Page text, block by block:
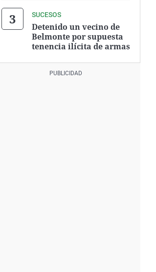
SUCESOS
Detenido un vecino de
Belmonte por supuesta
tenencia ilícita de armas